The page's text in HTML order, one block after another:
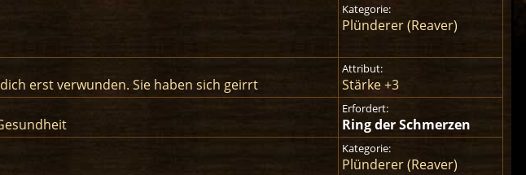
Kategorie:
Plünderer (Reaver)
erst verwunden. Sie haben sich geirrt
Attribut:
Stärke +3
Erfordert:
Ring der Schmerzen
Kategorie:
Plünderer (Reaver)